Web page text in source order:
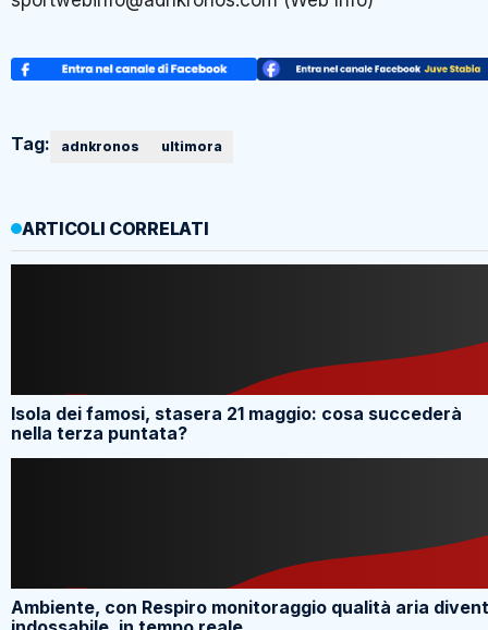
Tag: adnkronos ultimora
ARTICOLI CORRELATI
Isola dei famosi, stasera 21 maggio: cosa succederà
nella terza puntata?
Ambiente, con Respiro monitoraggio qualità aria